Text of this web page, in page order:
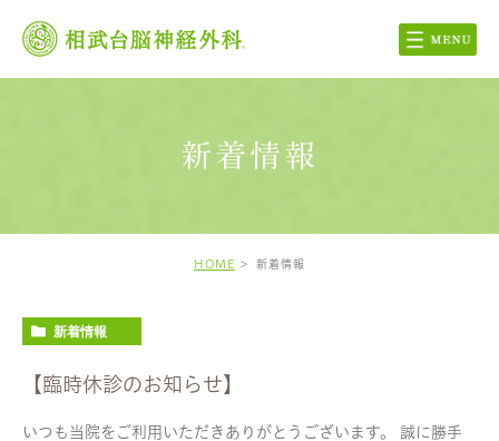
新着情報
HOME 新着情報
新着情報
【臨時休診のお知らせ】
いつも当院をご利用いただきありがとうございます。 誠に勝手